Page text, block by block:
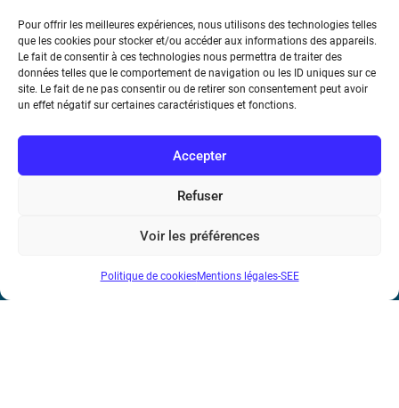
Pour offrir les meilleures expériences, nous utilisons des technologies telles
que les cookies pour stocker et/ou accéder aux informations des appareils.
Le fait de consentir à ces technologies nous permettra de traiter des
données telles que le comportement de navigation ou les ID uniques sur ce
site. Le fait de ne pas consentir ou de retirer son consentement peut avoir
un effet négatif sur certaines caractéristiques et fonctions.
Accepter
Refuser
Voir les préférences
Politique de cookiesMentions légales-SEE
Société de l’Electricité, de l’Electronique et des Technologies
de l’Information et de la Communication
17 rue de l’Amiral Hamelin75116 Paris
Métro : « Boissière » Ligne 6 et « Iéna » Ligne 9
communautaire : FR44 785 393 232